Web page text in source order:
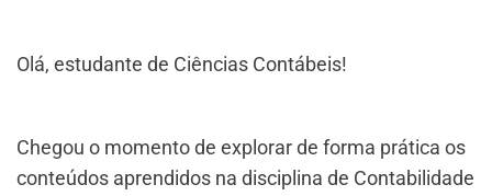
Olá, estudante de Ciências Contábeis!
Chegou o momento de explorar de forma prática os
conteúdos aprendidos na disciplina de Contabilidade